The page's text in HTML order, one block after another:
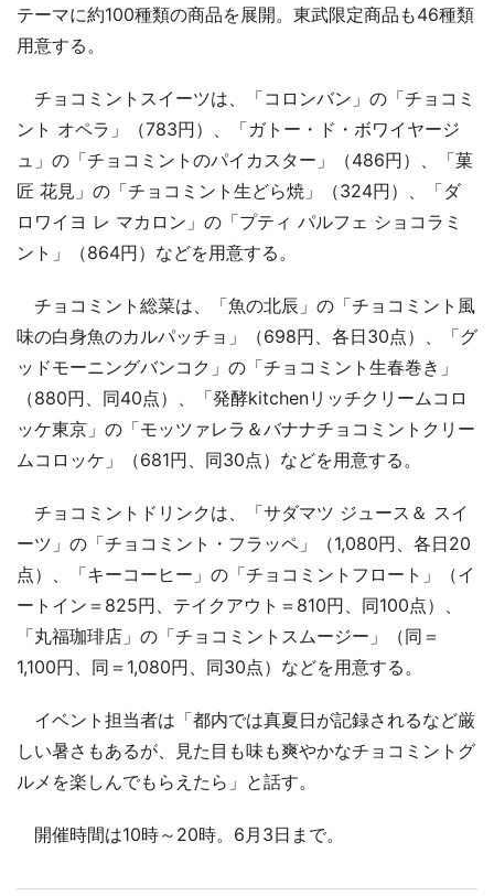
テーマに約100種類の商品を展開。東武限定商品も46種類
用意する。
チョコミントスイーツは、「コロンバン」の「チョコミ
ント オペラ」（783円）、「ガトー・ド・ボワイヤージ
ュ」の「チョコミントのパイカスター」（486円）、「菓
匠 花見」の「チョコミント生どら焼」（324円）、「ダ
ロワイヨ レ マカロン」の「プティ パルフェ ショコラミ
ント」（864円）などを用意する。
チョコミント総菜は、「魚の北辰」の「チョコミント風
味の白身魚のカルパッチョ」（698円、各日30点）、「グ
ッドモーニングバンコク」の「チョコミント生春巻き」
（880円、同40点）、「発酵kitchenリッチクリームコロ
ッケ東京」の「モッツァレラ＆バナナチョコミントクリー
ムコロッケ」（681円、同30点）などを用意する。
チョコミントドリンクは、「サダマツ ジュース＆ スイ
ーツ」の「チョコミント・フラッペ」（1,080円、各日20
点）、「キーコーヒー」の「チョコミントフロート」（イ
ートイン＝825円、テイクアウト＝810円、同100点）、
「丸福珈琲店」の「チョコミントスムージー」（同＝
1,100円、同＝1,080円、同30点）などを用意する。
イベント担当者は「都内では真夏日が記録されるなど厳
しい暑さもあるが、見た目も味も爽やかなチョコミントグ
ルメを楽しんでもらえたら」と話す。
開催時間は10時～20時。6月3日まで。